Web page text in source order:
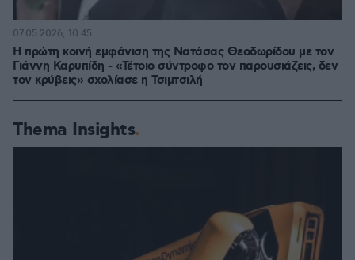
Η πρώτη κοινή εμφάνιση της Νατάσας Θεοδωρίδου με τον
Γιάννη Καρυπίδη - «Τέτοιο σύντροφο τον παρουσιάζεις, δεν
τον κρύβεις» σχολίασε η Τσιμτσιλή
07.05.2026, 10:45
Thema Insights